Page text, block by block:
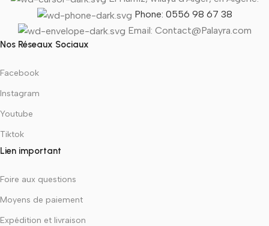
Phone: 0556 98 67 38
Email: Contact@Palayra.com
Nos Réseaux Sociaux
Facebook
Instagram
Youtube
Tiktok
Lien important
Foire aux questions
Moyens de paiement
Expédition et livraison